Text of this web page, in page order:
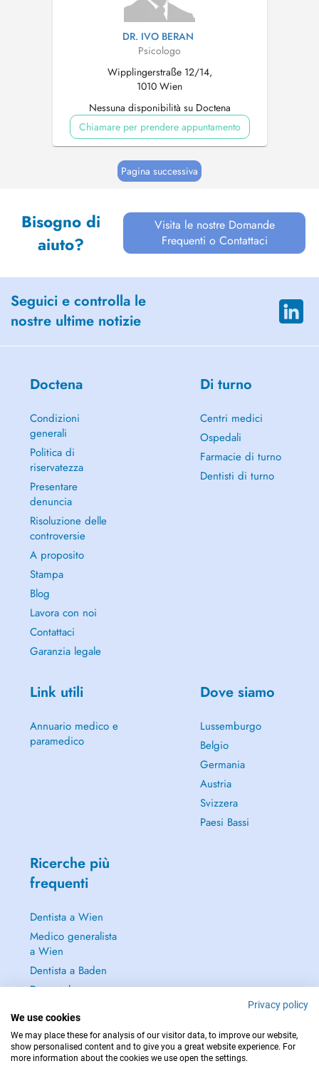
DR. IVO BERAN
Psicologo
Wipplingerstraße 12/14,
1010 Wien
Nessuna disponibilità su Doctena
Chiamare per prendere appuntamento
Pagina successiva
Bisogno di
aiuto?
Visita le nostre Domande
Frequenti o Contattaci
Seguici e controlla le
nostre ultime notizie
Doctena
Condizioni
generali
Politica di
riservatezza
Presentare
denuncia
Risoluzione delle
controversie
A proposito
Stampa
Blog
Lavora con noi
Contattaci
Garanzia legale
Di turno
Centri medici
Ospedali
Farmacie di turno
Dentisti di turno
Link utili
Annuario medico e
paramedico
Dove siamo
Lussemburgo
Belgio
Germania
Austria
Svizzera
Paesi Bassi
Ricerche più
frequenti
Dentista a Wien
Medico generalista
a Wien
Dentista a Baden
Dermatologo a
Continua a leggere
→
Privacy policy
We use cookies
We may place these for analysis of our visitor data, to improve our website,
show personalised content and to give you a great website experience. For
more information about the cookies we use open the settings.